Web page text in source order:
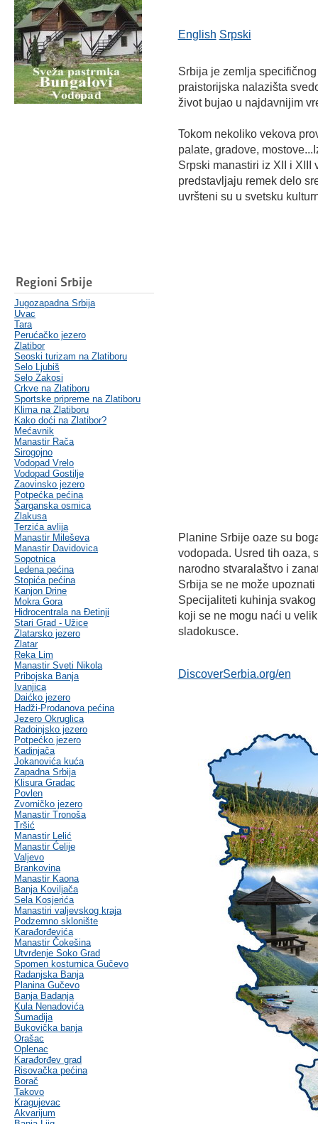
Regioni Srbije
Jugozapadna Srbija
Uvac
Tara
Perućačko jezero
Zlatibor
Seoski turizam na Zlatiboru
Selo Ljubiš
Selo Zakosi
Crkve na Zlatiboru
Sportske pripreme na Zlatiboru
Klima na Zlatiboru
Kako doći na Zlatibor?
Mećavnik
Manastir Rača
Sirogojno
Vodopad Vrelo
Vodopad Gostilje
Zaovinsko jezero
Potpećka pećina
Šarganska osmica
Zlakusa
Terzića avlija
Manastir Mileševa
Manastir Davidovica
Sopotnica
Ledena pećina
Stopića pećina
Kanjon Drine
Mokra Gora
Hidrocentrala na Đetinji
Stari Grad - Užice
Zlatarsko jezero
Zlatar
Reka Lim
Manastir Sveti Nikola
Pribojska Banja
Ivanjica
Daićko jezero
Hadži-Prodanova pećina
Jezero Okruglica
Radoinjsko jezero
Potpećko jezero
Kadinjača
Jokanovića kuća
Zapadna Srbija
Klisura Gradac
Povlen
Zvorničko jezero
Manastir Tronoša
Tršić
Manastir Lelić
Manastir Ćelije
Valjevo
Brankovina
Manastir Kaona
Banja Koviljača
Sela Kosjerića
Manastiri valjevskog kraja
Podzemno sklonište
Karađorđevića
Manastir Čokešina
Utvrđenje Soko Grad
Spomen kosturnica Gučevo
Radanjska Banja
Planina Gučevo
Banja Badanja
Kula Nenadovića
Šumadija
Bukovička banja
Orašac
Oplenac
Karađorđev grad
Risovačka pećina
Borač
Takovo
Kragujevac
Akvarijum
English Srpski
Srbija je zemlja
praistorijska nalazišta
život bujao u najdavnijim
Tokom nekoliko vekova
palate, gradove,
Srpski manastiri iz XII i XIII
predstavljaju remek delo
uvršteni su u svetsku
Planine Srbije oaze su
vodopada. Usred tih oaza,
narodno stvaralaštvo i
Srbija se ne može
Specijaliteti kuhinja
koji se ne mogu naći u
sladokusce.
DiscoverSerbia.org/en